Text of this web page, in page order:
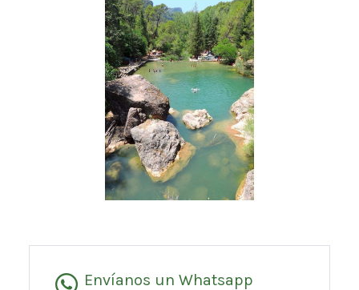
Envíanos un Whatsapp